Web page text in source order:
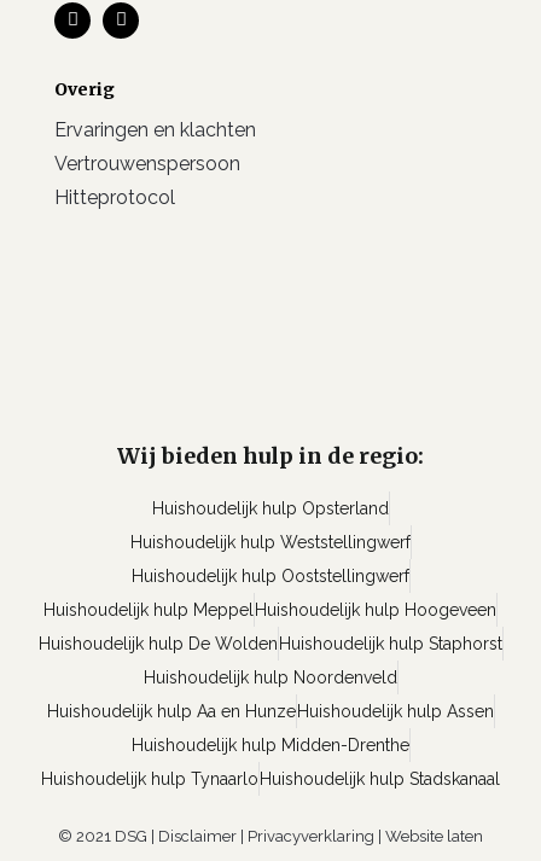
Overig
Ervaringen en klachten
Vertrouwenspersoon
Hitteprotocol
Wij bieden hulp in de regio:
Huishoudelijk hulp Opsterland
Huishoudelijk hulp Weststellingwerf
Huishoudelijk hulp Ooststellingwerf
Huishoudelijk hulp Meppel Huishoudelijk hulp Hoogeveen
Huishoudelijk hulp De WoldenHuishoudelijk hulp Staphorst
Huishoudelijk hulp Noordenveld
Huishoudelijk hulp Aa en HunzeHuishoudelijk hulp Assen
Huishoudelijk hulp Midden-Drenthe
Huishoudelijk hulp TynaarloHuishoudelijk hulp Stadskanaal
© 2021 DSG | Disclaimer | Privacyverklaring | Website laten